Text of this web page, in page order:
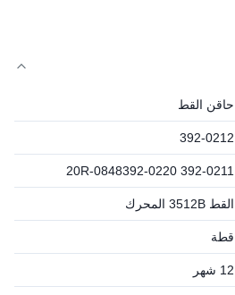
حاقن القط
392-0212
392-0211 20R-0848392-0220
القط 3512B المحرك
قطة
12 شهر